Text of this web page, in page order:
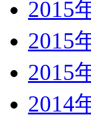
2015
2015
2015
2014